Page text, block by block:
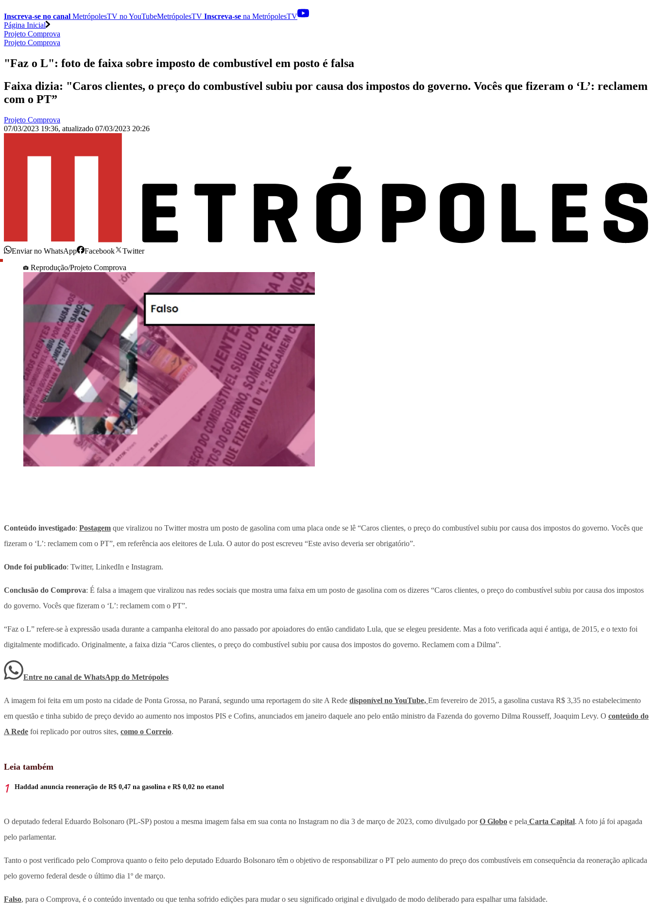
Inscreva-se no canal MetrópolesTV noYouTubeMetrópolesTV Inscreva-se na MetrópolesTV
Página Inicial
Projeto Comprova
Projeto Comprova
"Faz o L": foto de faixa sobre imposto de combustível em posto é falsa
Faixa dizia: "Caros clientes, o preço do combustível subiu por causa dos impostos do governo. Vocês que fizeram o ‘L’: reclamem
com o PT”
Projeto Comprova
07/03/2023 19:36, atualizado 07/03/2023 20:26
Enviar no WhatsApp Facebook
Twitter
Reprodução/Projeto Comprova
Conteúdo investigado: Postagem que viralizou no Twitter mostra um posto de gasolina com uma placa onde se lê “Caros clientes, o preço do combustível subiu por causa dos impostos do governo. Vocês que
fizeram o ‘L’: reclamem com o PT”, em referência aos eleitores de Lula. O autor do post escreveu “Este aviso deveria ser obrigatório”.
Onde foi publicado: Twitter, LinkedIn e Instagram.
Conclusão do Comprova: É falsa a imagem que viralizou nas redes sociais que mostra uma faixa em um posto de gasolina com os dizeres “Caros clientes, o preço do combustível subiu por causa dos impostos
do governo. Vocês que fizeram o ‘L’: reclamem com o PT”.
“Faz o L” refere-se à expressão usada durante a campanha eleitoral do ano passado por apoiadores do então candidato Lula, que se elegeu presidente. Mas a foto verificada aqui é antiga, de 2015, e o texto foi
digitalmente modificado. Originalmente, a faixa dizia “Caros clientes, o preço do combustível subiu por causa dos impostos do governo. Reclamem com a Dilma”.
Entre no canal de WhatsApp do Metrópoles
A imagem foi feita em um posto na cidade de Ponta Grossa, no Paraná, segundo uma reportagem do site A Rede disponível no YouTube, Em fevereiro de 2015, a gasolina custava R$ 3,35 no estabelecimento
em questão e tinha subido de preço devido ao aumento nos impostos PIS e Cofins, anunciados em janeiro daquele ano pelo então ministro da Fazenda do governo Dilma Rousseff, Joaquim Levy. O conteúdo do
A Rede foi replicado por outros sites, como o Correio.
Leia também
Haddad anuncia reoneração de R$ 0,47 na gasolina e R$ 0,02 no etanol
O deputado federal Eduardo Bolsonaro (PL-SP) postou a mesma imagem falsa em sua conta no Instagram no dia 3 de março de 2023, como divulgado porO Globo e pela Carta Capital. A foto já foi apagada
pelo parlamentar.
Tanto o post verificado pelo Comprova quanto o feito pelo deputado Eduardo Bolsonaro têm o objetivo de responsabilizar o PT pelo aumento do preço dos combustíveis em consequência da reoneração aplicada
pelo governo federal desde o último dia 1º de março.
Falso, para o Comprova, é o conteúdo inventado ou que tenha sofrido edições para mudar o seu significado original e divulgado de modo deliberado para espalhar uma falsidade.